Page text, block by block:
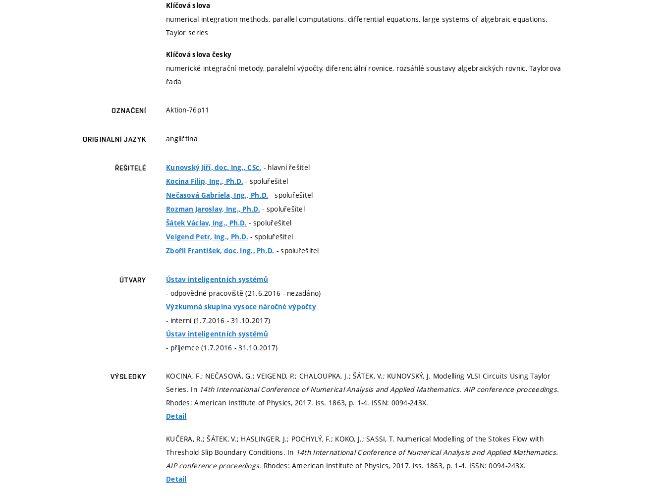
Klíčová slova
numerical integration methods, parallel computations, differential equations, large systems of algebraic equations,
Taylor series
Klíčová slova česky
numerické integrační metody, paralelní výpočty, diferenciální rovnice, rozsáhlé soustavy algebraických rovnic, Taylorova
řada
OZNAČENÍ Aktion-76p11
ORIGINÁLNÍ JAZYK angličtina
ŘEŠITELÉ Kunovský Jiří, doc. Ing., CSc. - hlavní řešitel
Kocina Filip, Ing., Ph.D. - spoluřešitel
Nečasová Gabriela, Ing., Ph.D. - spoluřešitel
Rozman Jaroslav, Ing., Ph.D. - spoluřešitel
Šátek Václav, Ing., Ph.D. - spoluřešitel
Veigend Petr, Ing., Ph.D. - spoluřešitel
Zbořil František, doc. Ing., Ph.D. - spoluřešitel
ÚTVARY Ústav inteligentních systémů
- odpovědné pracoviště (21.6.2016 - nezadáno)
Výzkumná skupina vysoce náročné výpočty
- interní (1.7.2016 - 31.10.2017)
Ústav inteligentních systémů
- příjemce (1.7.2016 - 31.10.2017)
VÝSLEDKY
KOCINA, F.; NEČASOVÁ, G.; VEIGEND, P.; CHALOUPKA, J.; ŠÁTEK, V.; KUNOVSKÝ, J. Modelling VLSI Circuits Using Taylor
Series. In 14th International Conference of Numerical Analysis and Applied Mathematics. AIP conference proceedings.
Rhodes: American Institute of Physics, 2017. iss. 1863, p. 1-4. ISSN: 0094-243X.
Detail
KUČERA, R.; ŠÁTEK, V.; HASLINGER, J.; POCHYLÝ, F.; KOKO, J.; SASSI, T. Numerical Modelling of the Stokes Flow with
Threshold Slip Boundary Conditions. In 14th International Conference of Numerical Analysis and Applied Mathematics.
AIP conference proceedings. Rhodes: American Institute of Physics, 2017. iss. 1863, p. 1-4. ISSN: 0094-243X.
Detail